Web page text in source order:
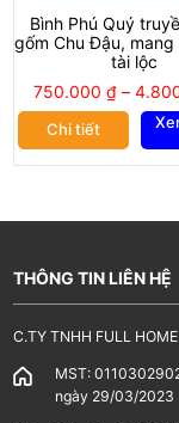
Bình Phú Quý
gốm Chu Đậu, mang
tài lộc
750.000₫ –
Chi tiết
THÔNG TIN LIÊN HỆ
C.TY TNHH FULL
MST:
ngày 29/03/2023